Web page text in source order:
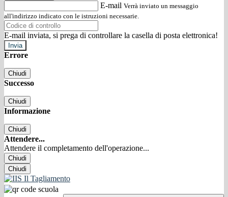
E-mail Verrà inviato un messaggio
all'indirizzo indicato con le istruzioni necessarie.
E-mail inviata, si prega di controllare la casella di posta elettronica!
Errore
Chiudi
Successo
Chiudi
Informazione
Chiudi
Attendere...
Attendere il completamento dell'operazione...
Chiudi
Chiudi